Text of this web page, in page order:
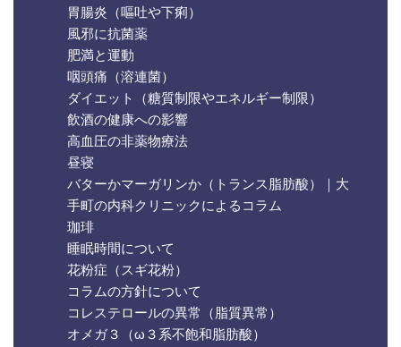
胃腸炎（嘔吐や下痢）
風邪に抗菌薬
肥満と運動
咽頭痛（溶連菌）
ダイエット（糖質制限やエネルギー制限）
飲酒の健康への影響
高血圧の非薬物療法
昼寝
バターかマーガリンか（トランス脂肪酸）｜大
手町の内科クリニックによるコラム
珈琲
睡眠時間について
花粉症（スギ花粉）
コラムの方針について
コレステロールの異常（脂質異常）
オメガ３（ω３系不飽和脂肪酸）